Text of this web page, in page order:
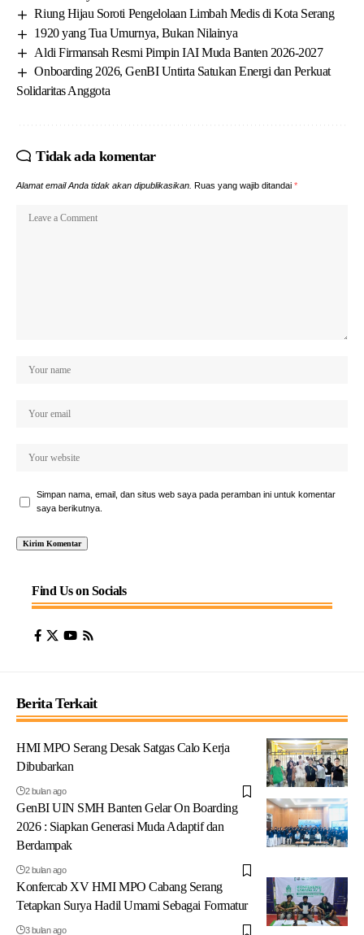
Riung Hijau Soroti Pengelolaan Limbah Medis di Kota Serang
1920 yang Tua Umurnya, Bukan Nilainya
Aldi Firmansah Resmi Pimpin IAI Muda Banten 2026-2027
Onboarding 2026, GenBI Untirta Satukan Energi dan Perkuat
Solidaritas Anggota
Tidak ada komentar
Alamat email Anda tidak akan dipublikasikan. Ruas yang wajib ditandai *
Simpan nama, email, dan situs web saya pada peramban ini untuk komentar
saya berikutnya.
Find Us on Socials
Berita Terkait
HMI MPO Serang Desak Satgas Calo Kerja
Dibubarkan
2 bulan ago
GenBI UIN SMH Banten Gelar On Boarding
2026 : Siapkan Generasi Muda Adaptif dan
Berdampak
2 bulan ago
Konfercab XV HMI MPO Cabang Serang
Tetapkan Surya Hadil Umami Sebagai Formatur
3 bulan ago